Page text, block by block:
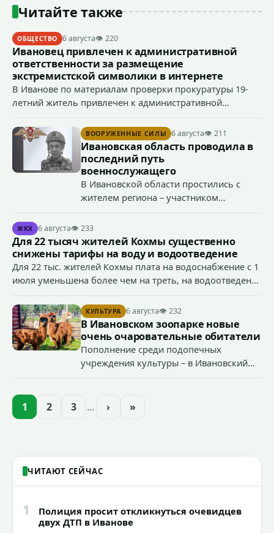
Читайте также
ОБЩЕСТВО 6 августа👁 220
Ивановец привлечен к административной
ответственности за размещение
экстремистской символики в интернете
В Иванове по материалам проверки прокуратуры 19-
летний житель привлечен к административной
демонстрирование символики экстремистской
организации, если эти действия не содержат признаков
уголовно наказуемого деяния) за размещение
экстремистской символики в сети Интернет.
ВООРУЖЕННЫЕ СИЛЫ 6 августа👁 211
Ивановская область проводила в
последний путь
военнослужащего
В Ивановской области простились с
жителем региона – участником
Антоном Тумановым.
ЖКХ 6 августа👁 233
Для 22 тысяч жителей Кохмы существенно
снижены тарифы на воду и водоотведение
Для 22 тыс. жителей Кохмы плата на водоснабжение с 1
июля уменьшена более чем на треть, на водоотведение
началу работы в городе областного предприятия
«Водоканал.
КУЛЬТУРА 6 августа👁 232
В Ивановском зоопарке новые
очень очаровательные обитатели
Пополнение среди подопечных
учреждения культуры – в Ивановский
областей (самцу - 6 месяцев, самочке —
1 2 3 … › »
ЧИТАЮТ СЕЙЧАС
1
Полиция просит откликнуться очевидцев
двух ДТП в Иванове